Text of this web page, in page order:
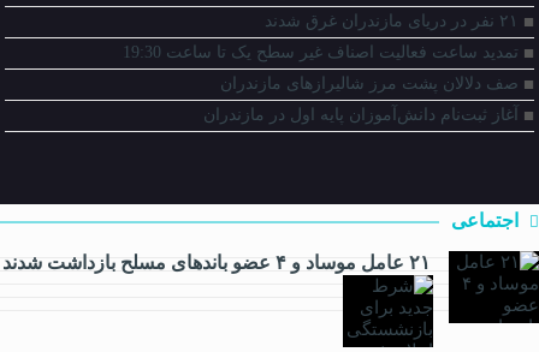
۲۱ نفر در دریای مازندران غرق شدند
تمدید ساعت فعالیت اصناف غیر سطح یک تا ساعت 19:30
صف دلالان پشت مرز شالیرازهای مازندران
آغاز ثبت‌نام دانش‌آموزان پایه اول در مازندران
اجتماعی
۲۱ عامل موساد و ۴ عضو باند‌های مسلح بازداشت شدند